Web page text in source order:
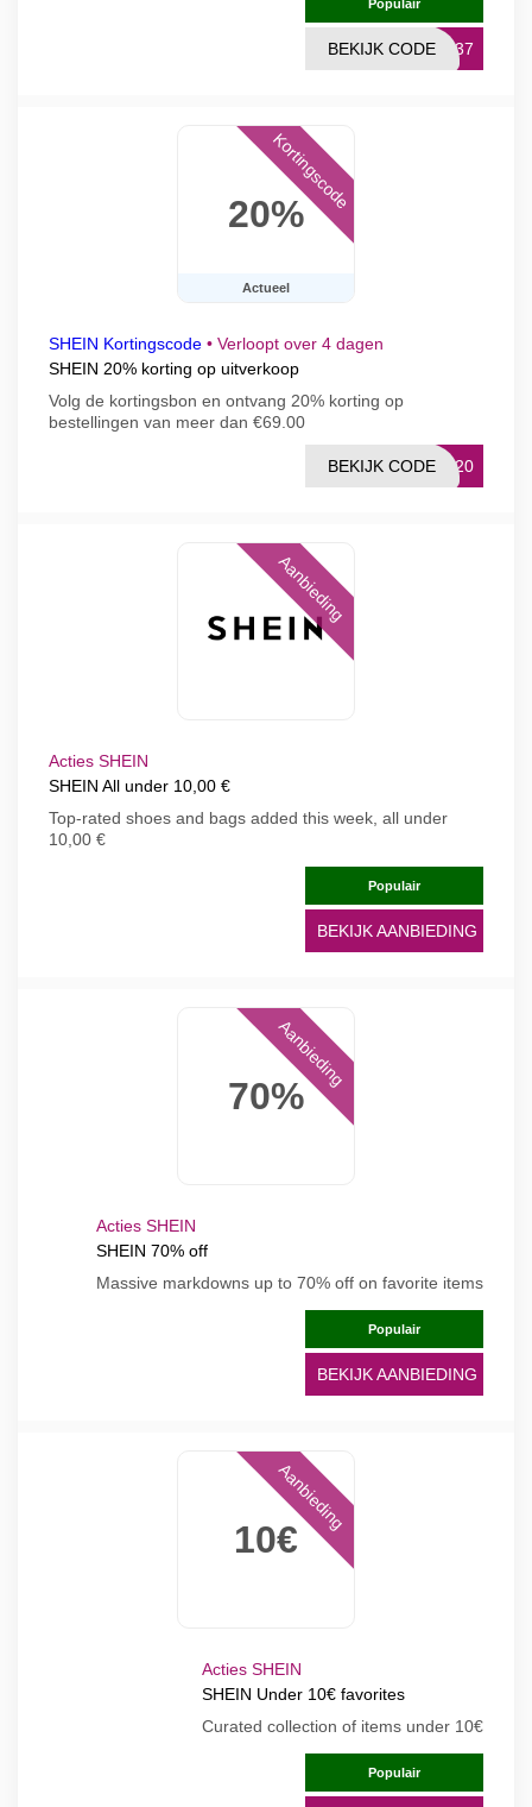
Populair
0137
BEKIJK CODE
20%
Actueel
Kortingscode
SHEIN Kortingscode • Verloopt over 4 dagen
SHEIN 20% korting op uitverkoop
Volg de kortingsbon en ontvang 20% korting op
bestellingen van meer dan €69.00
LK20
BEKIJK CODE
Aanbieding
Acties SHEIN
SHEIN All under 10,00 €
Top-rated shoes and bags added this week, all under
10,00 €
Populair
BEKIJK AANBIEDING
70%
Aanbieding
Acties SHEIN
SHEIN 70% off
Massive markdowns up to 70% off on favorite items
Populair
BEKIJK AANBIEDING
10€
Aanbieding
Acties SHEIN
SHEIN Under 10€ favorites
Curated collection of items under 10€
Populair